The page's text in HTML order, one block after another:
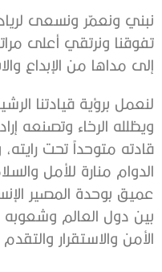
نبني ونعمّر ونسعى
تفوقنا ونرتقي أعلى
إلى مداها من الإبداع
لنعمل برؤية قيادتنا
ويظلله الرخاء وتصنعه
قادته متوحداً تحت
الدوام منارة للأمل
عميق بوحدة المصير
بين دول العالم
الأمن والاستقرار والتقدم